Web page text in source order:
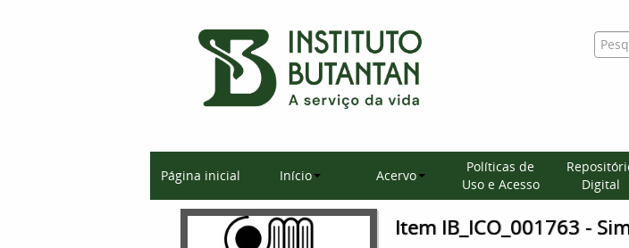
Página inicial Início Acervo
Políticas de
Uso e Acesso
Digital
Item IB_ICO_001763 -